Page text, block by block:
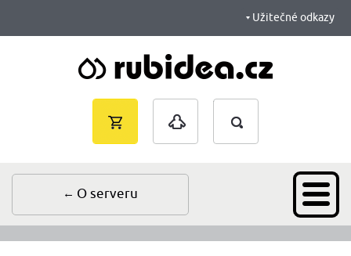
košík je
Vyhledávání
O serveru
Užitečné odkazy